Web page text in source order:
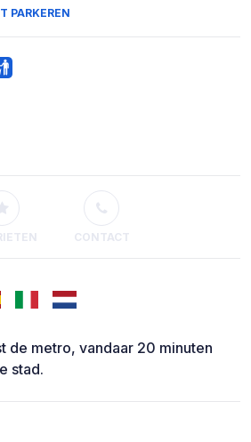
PARKEREN
CONTACT
de metro, vandaar 20 minuten
stad.